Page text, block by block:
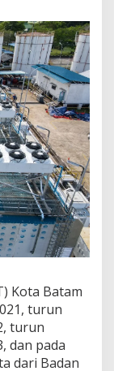
Kota Batam
turun
turun
dan pada
dari Badan